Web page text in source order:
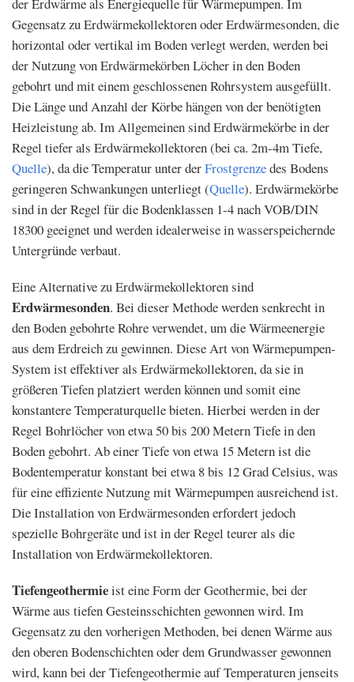
Gegensatz zu Erdwärmekollektoren oder Erdwärmesonden, die
horizontal oder vertikal im Boden verlegt werden, werden bei
der Nutzung von Erdwärmekörben Löcher in den Boden
gebohrt und mit einem geschlossenen Rohrsystem ausgefüllt.
Die Länge und Anzahl der Körbe hängen von der benötigten
Heizleistung ab. Im Allgemeinen sind Erdwärmekörbe in der
Regel tiefer als Erdwärmekollektoren (bei ca. 2m-4m Tiefe,
Quelle), da die Temperatur unter derFrostgrenzedes Bodens
geringeren Schwankungen unterliegt (Quelle). Erdwärmekörbe
sind in der Regel für die Bodenklassen 1-4 nach VOB/DIN
18300 geeignet und werden idealerweise in wasserspeichernde
Untergründe verbaut.
Eine Alternative zu Erdwärmekollektoren sind
Erdwärmesonden. Bei dieser Methode werden senkrecht in
den Boden gebohrte Rohre verwendet, um die Wärmeenergie
aus dem Erdreich zu gewinnen. Diese Art von Wärmepumpen-
System ist effektiver als Erdwärmekollektoren, da sie in
größeren Tiefen platziert werden können und somit eine
konstantere Temperaturquelle bieten. Hierbei werden in der
Regel Bohrlöcher von etwa 50 bis 200 Metern Tiefe in den
Boden gebohrt. Ab einer Tiefe von etwa 15 Metern ist die
Bodentemperatur konstant bei etwa 8 bis 12 Grad Celsius, was
für eine effiziente Nutzung mit Wärmepumpen ausreichend ist.
Die Installation von Erdwärmesonden erfordert jedoch
spezielle Bohrgeräte und ist in der Regel teurer als die
Installation von Erdwärmekollektoren.
Tiefengeothermieist eine Form der Geothermie, bei der
Wärme aus tiefen Gesteinsschichten gewonnen wird. Im
Gegensatz zu den vorherigen Methoden, bei denen Wärme aus
den oberen Bodenschichten oder dem Grundwasser gewonnen
wird, kann bei der Tiefengeothermie auf Temperaturen jenseits